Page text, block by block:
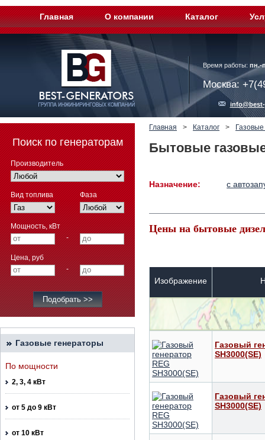
Главная О компании Каталог
Время работы: пн.-
Москва:
Поиск по генераторам
Производитель
Вид топлива Фаза
Мощность, кВт
-
Цена, руб
-
Газовые генераторы
По мощности
2, 3, 4 кВт
от 5 до 9 кВт
от 10 кВт
Главная > Каталог >
Бытовые
Назначение: с
Цены на бытовые
Изображение
Газовый
SH3000(SE)
Газовый
SH3000(SE)